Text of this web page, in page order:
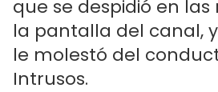
que se despidió en las
la pantalla del canal,
le molestó del
Intrusos.